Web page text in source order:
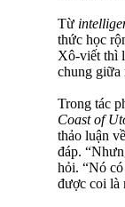
Từ
thức học
Xô-viết thì
chung giữa
Trong tác
Coast of
thảo luận
đáp.
hỏi. “Nó
được coi là